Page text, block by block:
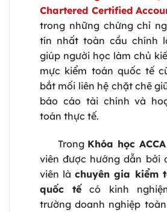
Chartered Certified
trong những chứng chỉ
tín nhất toàn cầu chính
giúp người học làm chủ
mực kiểm toán quốc tế
bắt mối liên hệ chặt chẽ
báo cáo tài chính và
toán thực tế.
Trong Khóa học
viên được hướng dẫn bởi
viên làchuyên gia kiểm
quốc tếcó kinh
trường doanh nghiệp